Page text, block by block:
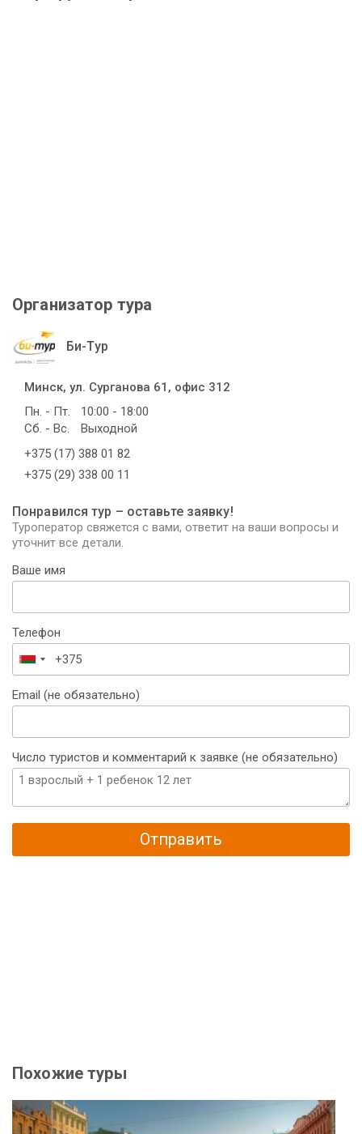
Организатор тура
Би-Тур
Минск, ул. Сурганова 61, офис 312
Пн. - Пт.
10:00 - 18:00
Сб. - Вс.
Выходной
+375 (17) 388 01 82
+375 (29) 338 00 11
Понравился тур – оставьте заявку!
Туроператор свяжется с вами, ответит на ваши вопросы и
уточнит все детали.
Ваше имя
Телефон
Беларусь
+375
Email (не обязательно)
Число туристов и комментарий к заявке (не обязательно)
Отправить
Похожие туры